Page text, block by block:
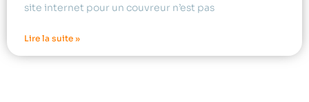
site internet pour un couvreur n’est pas
Lire la suite »